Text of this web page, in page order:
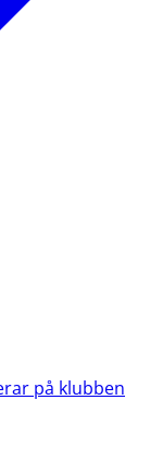
på klubben